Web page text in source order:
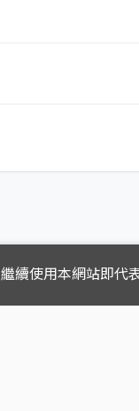
繼續使用本網站即代